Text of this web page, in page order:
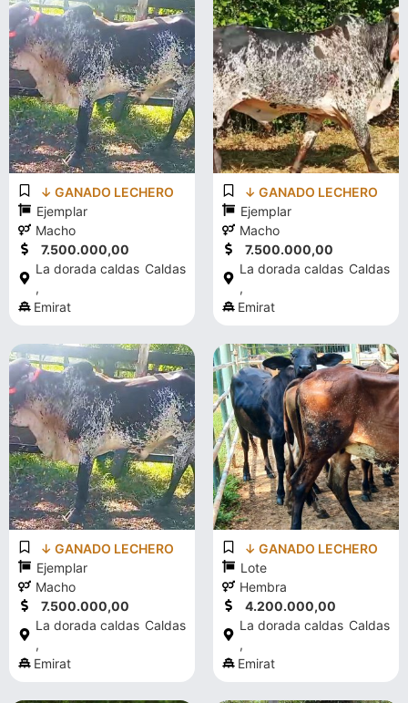
↓ GANADO LECHERO
Ejemplar
Macho
7.500.000,00
La dorada caldas
,
Caldas
Emirat
↓ GANADO LECHERO
Ejemplar
Macho
7.500.000,00
La dorada caldas
,
Caldas
Emirat
↓ GANADO LECHERO
Ejemplar
Macho
7.500.000,00
La dorada caldas
,
Caldas
Emirat
↓ GANADO LECHERO
Lote
Hembra
4.200.000,00
La dorada caldas
,
Caldas
Emirat